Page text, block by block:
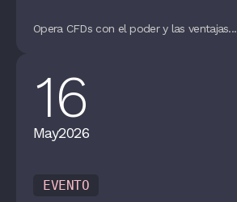
Opera CFDs con el poder y las ventajas...
16
May2026
EVENTO